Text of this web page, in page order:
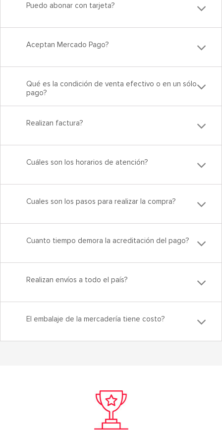
Puedo abonar con tarjeta?
Aceptan Mercado Pago?
Qué es la condición de venta efectivo o en un sólo
pago?
Realizan factura?
Cuáles son los horarios de atención?
Cuales son los pasos para realizar la compra?
Cuanto tiempo demora la acreditación del pago?
Realizan envíos a todo el país?
El embalaje de la mercadería tiene costo?